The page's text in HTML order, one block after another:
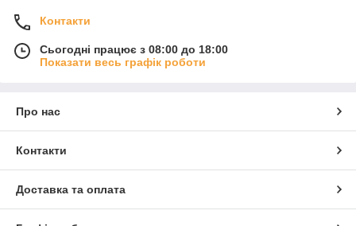
Контакти
Сьогодні працює з 08:00 до 18:00
Показати весь графік роботи
Про нас
Контакти
Доставка та оплата